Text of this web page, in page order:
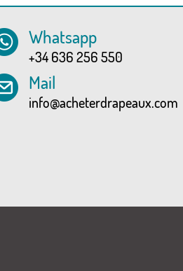
Whatsapp
+34 636 256 550
Mail
info@acheterdrapeaux.com